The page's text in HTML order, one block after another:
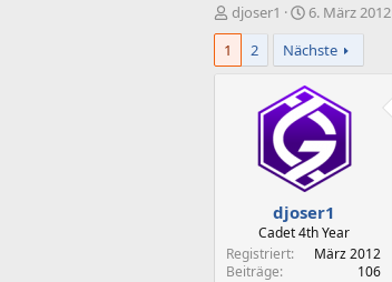
E
r
t
djoser1
E
r
s
t
e
l
l
t
a
m
6. März 2012
1
2 Nächste
djoser1
Cadet 4th Year
Registriert
März 2012
Beiträge
106